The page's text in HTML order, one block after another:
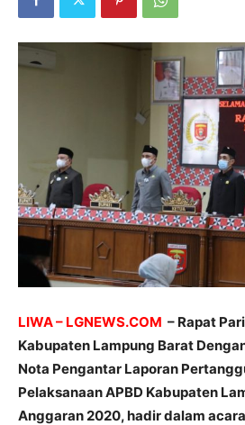
LIWA – LGNEWS.COM – Rapat
Kabupaten Lampung Barat
Nota Pengantar Laporan
Pelaksanaan APBD Kabupaten
Anggaran 2020, hadir dalam